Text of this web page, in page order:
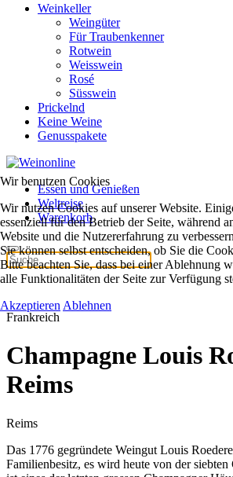
Weinkeller
Weingüter
Für Traubenkenner
Rotwein
Weisswein
Rosé
Süsswein
Prickelnd
Keine Weine
Genusspakete
Essen und Genießen
Weltreise
Warenkorb
Frankreich
Champagne Louis
Reims
Reims
Das 1776 gegründete Weingut Louis
Familienbesitz, es wird heute von der
Wir benutzen Cookies
Wir nutzen Cookies auf unserer Website.
essenziell für den Betrieb der Seite, während
Website und die Nutzererfahrung zu
Sie können selbst entscheiden, ob Sie die
Bitte beachten Sie, dass bei einer Ablehnung
alle Funktionalitäten der Seite zur Verfügung
Akzeptieren Ablehnen